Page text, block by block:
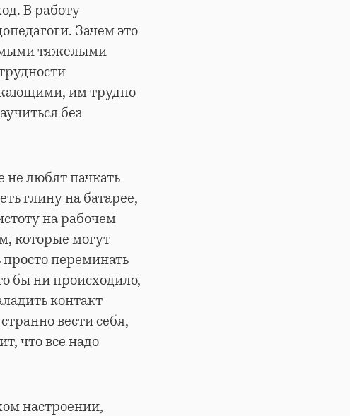
В работу
Зачем это
тяжелыми
им трудно
без
любят пачкать
глину на батарее,
на рабочем
которые могут
переминать
бы ни происходило,
контакт
вести себя,
что все надо
настроении,